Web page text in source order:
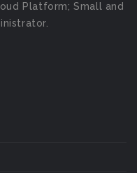
Platform; Small and